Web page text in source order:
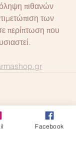
πιθανών
των
περίπτωση που
Facebook